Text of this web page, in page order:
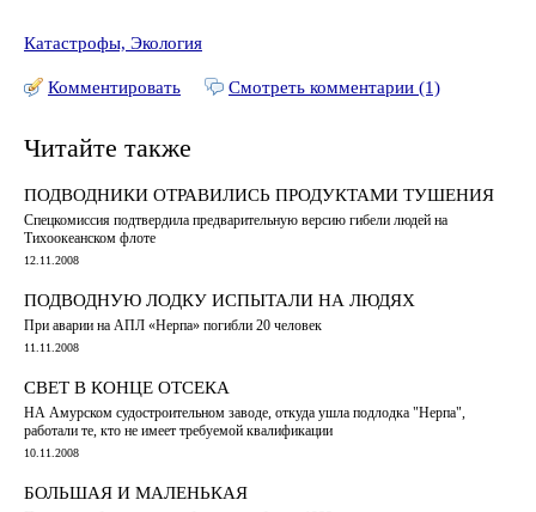
Катастрофы, Экология
Комментировать Смотреть комментарии (1)
Читайте также
ПОДВОДНИКИ ОТРАВИЛИСЬ ПРОДУКТАМИ ТУШЕНИЯ
Спецкомиссия подтвердила предварительную версию гибели людей на
Тихоокеанском флоте
12.11.2008
ПОДВОДНУЮ ЛОДКУ ИСПЫТАЛИ НА ЛЮДЯХ
При аварии на АПЛ «Нерпа» погибли 20 человек
11.11.2008
СВЕТ В КОНЦЕ ОТСЕКА
НА Амурском судостроительном заводе, откуда ушла подлодка "Нерпа",
работали те, кто не имеет требуемой квалификации
10.11.2008
БОЛЬШАЯ И МАЛЕНЬКАЯ